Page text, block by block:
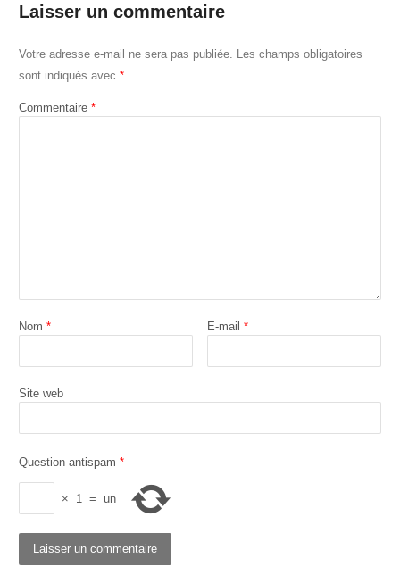
Laisser un commentaire
Votre adresse e-mail ne sera pas publiée. Les champs obligatoires
sont indiqués avec *
Commentaire *
Nom * E-mail*
Site web
Question antispam *
× 1 = un